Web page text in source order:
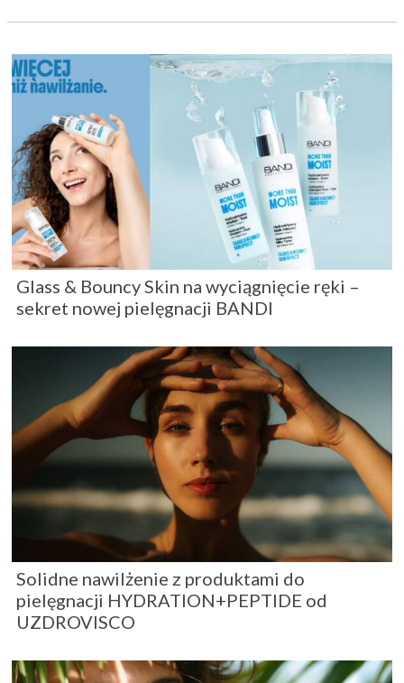
Glass & Bouncy Skin na wyciągnięcie ręki –
sekret nowej pielęgnacji BANDI
Solidne nawilżenie z produktami do
pielęgnacji HYDRATION+PEPTIDE od
UZDROVISCO